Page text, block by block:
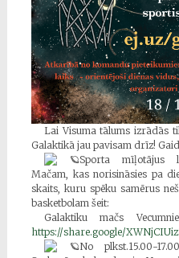
Lai Visuma tālums izrādās
Galaktikā jau pavisam drīz!
Sporta mīļotājus
Mačam, kas norisināsies pa
skaits, kuru spēku samērus
basketbolam šeit:
Galaktiku mačs
https://share.google/
No plkst.15.00-